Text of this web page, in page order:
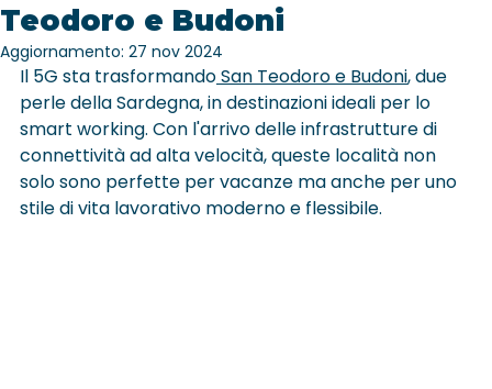
Teodoro e Budoni
Aggiornamento: 27 nov 2024
Il 5G sta trasformando San Teodoro e Budoni, due
perle della Sardegna, in destinazioni ideali per lo
smart working. Con l'arrivo delle infrastrutture di
connettività ad alta velocità, queste località non
solo sono perfette per vacanze ma anche per uno
stile di vita lavorativo moderno e flessibile.